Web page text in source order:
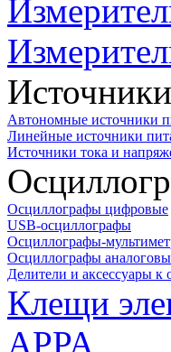
Автономные источники
Линейные источники
Источники тока и
Осциллографы цифровые
USB-осциллографы
Осциллографы-
Осциллографы
Делители и аксессуары к
Клещи
APPA